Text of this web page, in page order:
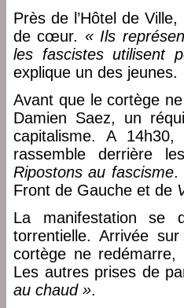
Près de l’Hôtel de
de cœur. « Ils
les fascistes utilisent
explique un des jeunes.
Avant que le cortège
Damien Saez, un
capitalisme. A
rassemble derrière
Ripostons au fascisme.
Front de Gauche et de
La manifestation se
torrentielle. Arrivée
cortège ne
Les autres prises de
au chaud ».